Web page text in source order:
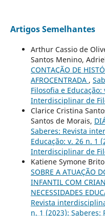
Artigos Semelhantes
Arthur Cassio de
Santos Menino,
CONTAÇÃO DE
AFROCENTRADA ,
Filosofia e
Interdisciplinar de
Clarice Cristina
Santos de Morais,
Saberes: Revista
Educação: v. 26 n. 1
Interdisciplinar de
Katiene Symone
SOBRE A ATUAÇÃO
INFANTIL COM
NECESSIDADES
Revista
n. 1 (2023):